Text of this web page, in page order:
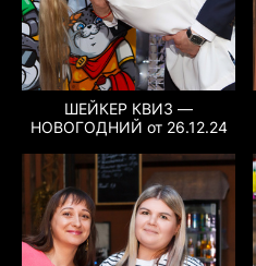
ШЕЙКЕР КВИЗ —
НОВОГОДНИЙ от 26.12.24